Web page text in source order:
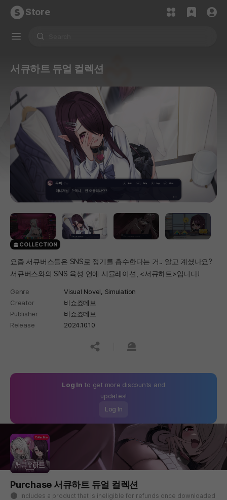
Store
서큐하트 듀얼 컬렉션
COLLECTION
요즘 서큐버스들은 SNS로 정기를 흡수한다는 거.. 알고 계셨나요?
서큐버스와의 SNS 육성 연애 시뮬레이션, <서큐하트>입니다!
Genre Visual Novel, Simulation
Creator
비쇼죠데브
Publisher
비쇼죠데브
Release
2024.10.10
공유하기신고하기
Log In to get more discounts and
updates!
Log In
Purchase 서큐하트 듀얼 컬렉션
Includes a product that is ineligible for refunds once downloaded